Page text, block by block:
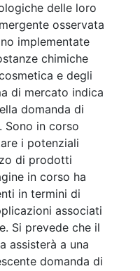
delle loro
osservata
implementate
chimiche
e degli
di mercato indica
domanda di
Sono in corso
i potenziali
di prodotti
in corso ha
in termini di
associati
Si prevede che il
assisterà a una
domanda di